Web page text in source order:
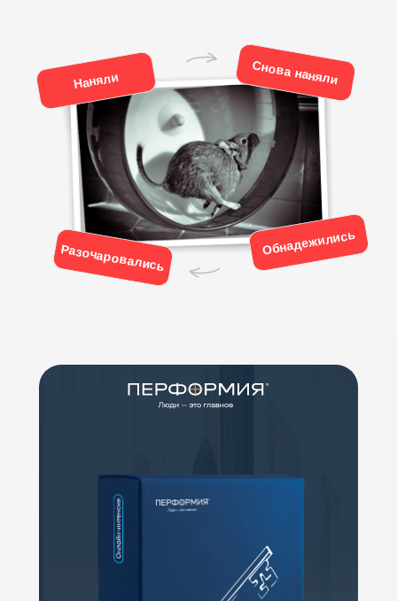
Наняли
Обнадежились
Снова наняли
Разочаровались